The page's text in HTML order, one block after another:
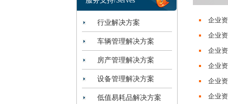
行业解决方案
车辆管理解决方案
房产管理解决方案
设备管理解决方案
低值易耗品解决方案
企业
企业
企业
企业
企业
企业